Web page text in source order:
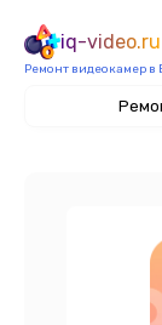
iq-video.ru
Ремонт видеокамер в